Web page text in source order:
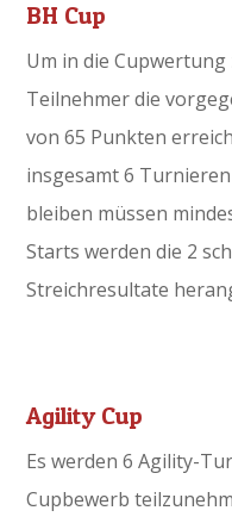
BH Cup
Um in die
Teilnehmer die
von 65 Punkten
insgesamt 6
bleiben müssen
Starts werden die 2
Streichresultate
Agility Cup
Es werden 6 Agility-
Cupbewerb